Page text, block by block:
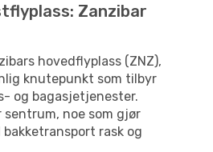
Zanzibar
hovedflyplass (ZNZ),
knutepunkt som tilbyr
og bagasjetjenester.
noe som gjør
rask og